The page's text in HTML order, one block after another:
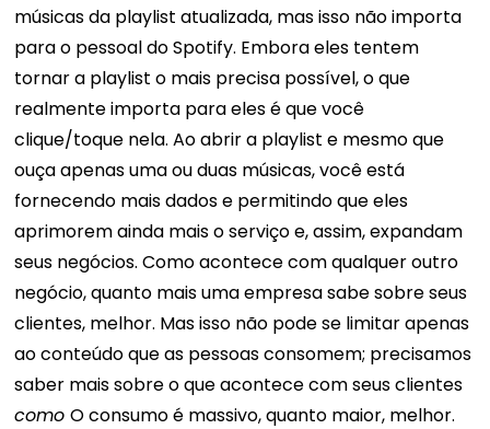
músicas da playlist atualizada, mas isso não importa
para o pessoal do Spotify. Embora eles tentem
tornar a playlist o mais precisa possível, o que
realmente importa para eles é que você
clique/toque nela. Ao abrir a playlist e mesmo que
ouça apenas uma ou duas músicas, você está
fornecendo mais dados e permitindo que eles
aprimorem ainda mais o serviço e, assim, expandam
seus negócios. Como acontece com qualquer outro
negócio, quanto mais uma empresa sabe sobre seus
clientes, melhor. Mas isso não pode se limitar apenas
ao conteúdo que as pessoas consomem; precisamos
saber mais sobre o que acontece com seus clientes
comoO consumo é massivo, quanto maior, melhor.